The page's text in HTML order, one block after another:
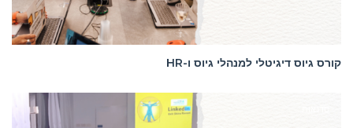
קורס גיוס דיגיטלי למנהלי גיוס ו-HR